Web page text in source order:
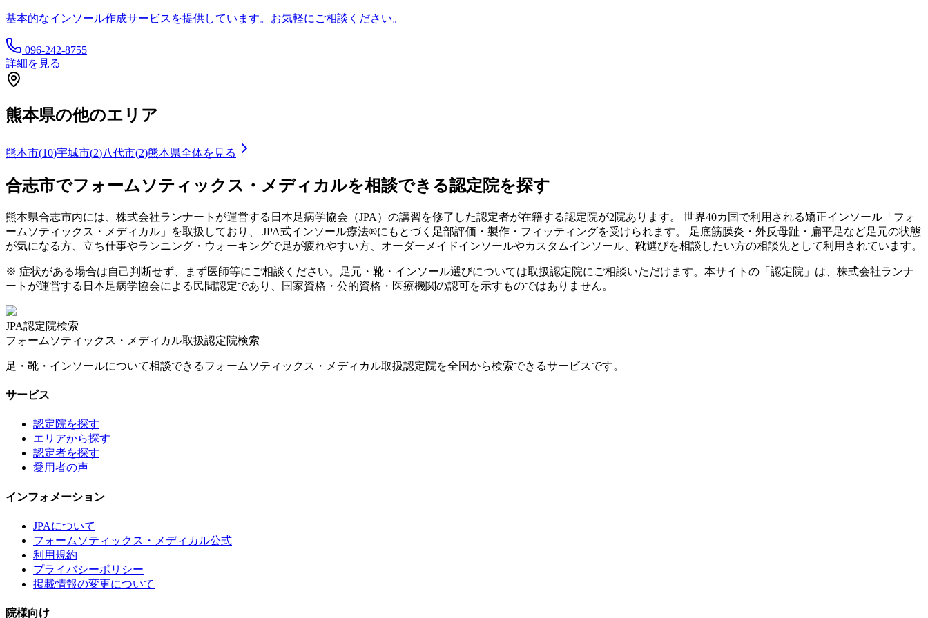
基本的なインソール作成サービスを提供しています。お気軽にご相談ください。
096-242-8755
詳細を見る
熊本県の他のエリア
熊本市(10)宇城市(2)八代市(2)熊本県全体を見る
合志市でフォームソティックス・メディカルを相談できる認定院を探す
熊本県合志市内には、株式会社ランナートが運営する日本足病学協会（JPA）の講習を修了した認定者が在籍する認定院が2院あります。 世界40カ国で利用される矯正インソール「フォ
ームソティックス・メディカル」を取扱しており、 JPA式インソール療法®にもとづく足部評価・製作・フィッティングを受けられます。 足底筋膜炎・外反母趾・扁平足など足元の状態
が気になる方、立ち仕事やランニング・ウォーキングで足が疲れやすい方、オーダーメイドインソールやカスタムインソール、靴選びを相談したい方の相談先として利用されています。
※ 症状がある場合は自己判断せず、まず医師等にご相談ください。足元・靴・インソール選びについては取扱認定院にご相談いただけます。本サイトの「認定院」は、株式会社ランナ
ートが運営する日本足病学協会による民間認定であり、国家資格・公的資格・医療機関の認可を示すものではありません。
JPA認定院検索
フォームソティックス・メディカル取扱認定院検索
足・靴・インソールについて相談できるフォームソティックス・メディカル取扱認定院を全国から検索できるサービスです。
サービス
認定院を探す
エリアから探す
認定者を探す
愛用者の声
インフォメーション
JPAについて
フォームソティックス・メディカル公式
利用規約
プライバシーポリシー
掲載情報の変更について
院様向け